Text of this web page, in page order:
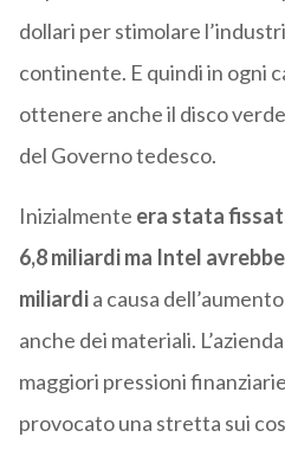
dollari per stimolare
continente. E quindi in ogni
ottenere anche il disco
del Governo tedesco.
Inizialmente era stata
6,8 miliardi ma Intel
miliardia causa
anche dei materiali.
maggiori pressioni
provocato una stretta sui